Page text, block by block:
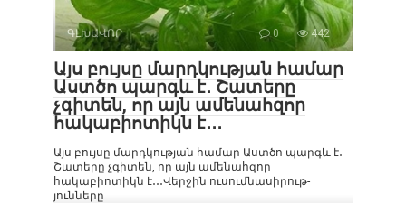
ԳԼԽԱՎՈՐ 0 442
Այս բույսը մարդկության համար
Աստծո պարգև է․ Շատերը
չգիտեն, որ այն ամենահզոր
հակաբիոտիկն է․․․
Այս բույսը մարդկության համար Աստծո պարգև է․
Շատերը չգիտեն, որ այն ամենահզոր
հակաբիոտիկն է․․․Վերջին ուսումնասիրութ-
յունները